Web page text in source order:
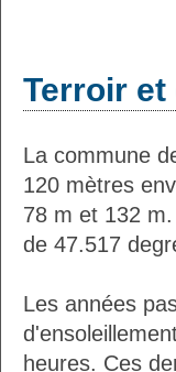
Terroir et
La commune
120 mètres
78 m et 132
de 47.517
Les années
heures. Ces